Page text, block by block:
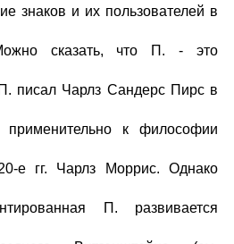
знаков и их пользователей в
сказать, что П. - это
писал Чарлз Сандерс Пирс в
к философии
е гг. Чарлз Моррис. Однако
П. развивается